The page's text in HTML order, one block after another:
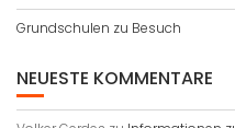
Grundschulen zu Besuch
NEUESTE KOMMENTARE